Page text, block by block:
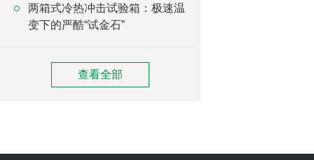
两箱式冷热冲击试验箱：极速温
变下的严酷“试金石”
查看全部